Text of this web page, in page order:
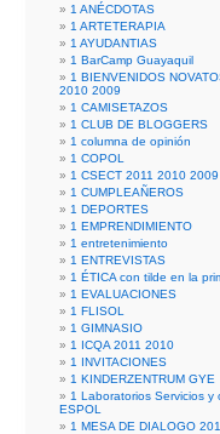
1 ANÉCDOTAS
1 ARTETERAPIA
1 AYUDANTIAS
1 BarCamp Guayaquil
1 BIENVENIDOS
2010 2009
1 CAMISETAZOS
1 CLUB DE BLOGGERS
1 columna de opinión
1 COPOL
1 CSECT 2011 2010 2009
1 CUMPLEAÑEROS
1 DEPORTES
1 EMPRENDIMIENTO
1 entretenimiento
1 ENTREVISTAS
1 ÉTICA con tilde en la
1 EVALUACIONES
1 FLISOL
1 GIMNASIO
1 ICQA 2011 2010
1 INVITACIONES
1 KINDERZENTRUM GYE
1 Laboratorios Servicios y
ESPOL
1 MESA DE DIALOGO